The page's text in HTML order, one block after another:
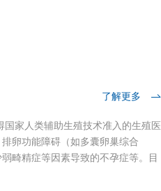
了解更多
家人类辅助生殖技术准入的生殖医
卵功能障碍（如多囊卵巢综合
畸精症等因素导致的不孕症等。目